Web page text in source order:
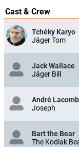
Cast & Crew
Tchéky Karyo
Jäger Tom
Jack Wallace
Jäger Bill
André
Joseph
Bart the Bear
The Kodiak